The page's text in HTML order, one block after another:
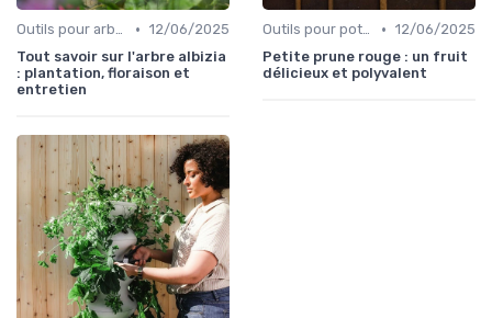
Outils pour arbres et arbustes • 12/06/2025
Tout savoir sur l'arbre albizia
: plantation, floraison et
entretien
Outils pour potagers • 12/06/2025
Petite prune rouge : un fruit
délicieux et polyvalent